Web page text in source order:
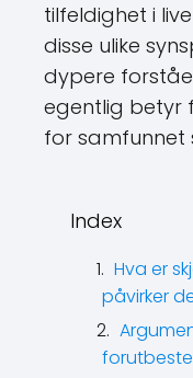
tilfeldighet i
disse ulike
dypere
egentlig betyr
for samfunnet
Index
Hva er
påvirker